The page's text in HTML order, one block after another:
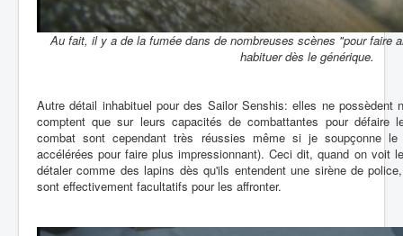
Au fait, il y a de la fumée dans de nombreuses scènes "pour faire
habituer dès le générique.
Autre détail inhabituel pour des Sailor Senshis: elles ne possèdent
comptent que sur leurs capacités de combattantes pour défaire
combat sont cependant très réussies même si je soupçonne
accélérées pour faire plus impressionnant). Ceci dit, quand on voit
détaler comme des lapins dès qu'ils entendent une sirène de
sont effectivement facultatifs pour les affronter.